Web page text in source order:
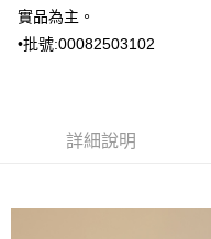
實品為主。
•批號:00082503102
詳細說明